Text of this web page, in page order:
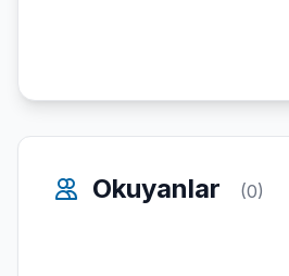
Okuyanlar (0)